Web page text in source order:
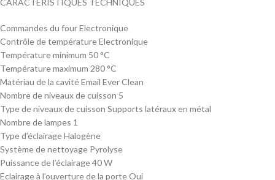
Commandes du four Electronique
Contrôle de température Electronique
Température minimum 50 °C
Température maximum 280 °C
Matériau de la cavité Email Ever Clean
Nombre de niveaux de cuisson 5
Type de niveaux de cuisson Supports latéraux en métal
Nombre de lampes 1
Type d’éclairage Halogène
Système de nettoyage Pyrolyse
Puissance de l’éclairage 40 W
Eclairage à l’ouverture de la porte Oui